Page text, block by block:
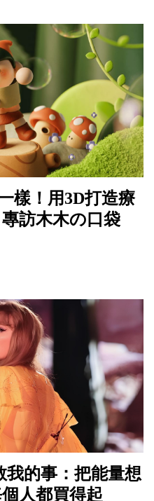
樣！用3D打造療
訪木木の口袋
的事：把能量想
人都買得起